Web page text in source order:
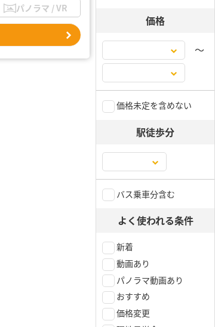
パノラマ / VR
価格
〜
価格未定を含めない
駅徒歩分
バス乗車分含む
よく使われる条件
新着
動画あり
パノラマ動画あり
おすすめ
価格変更